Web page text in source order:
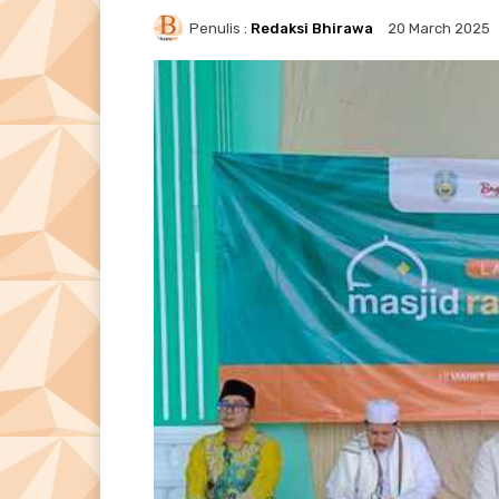
Penulis : Redaksi Bhirawa 20 March 2025